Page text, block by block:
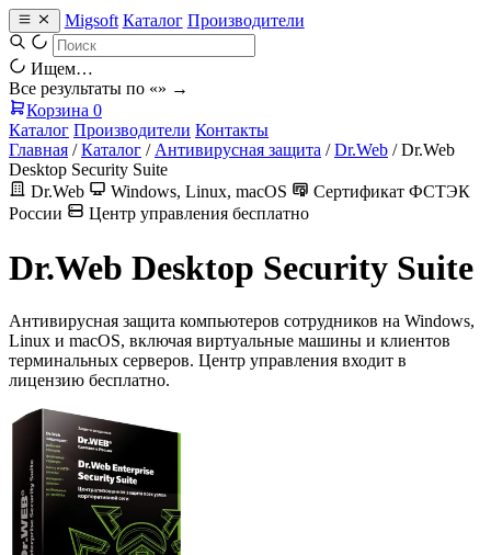
Migsoft Каталог Производители
Ищем…
Все результаты по «» →
Корзина 0
Каталог Производители Контакты
Главная / Каталог / Антивирусная защита / Dr.Web / Dr.Web
Desktop Security Suite
Dr.Web
Windows, Linux, macOS
Сертификат ФСТЭК
России
Центр управления бесплатно
Dr.Web Desktop Security Suite
Антивирусная защита компьютеров сотрудников на Windows,
Linux и macOS, включая виртуальные машины и клиентов
терминальных серверов. Центр управления входит в
лицензию бесплатно.